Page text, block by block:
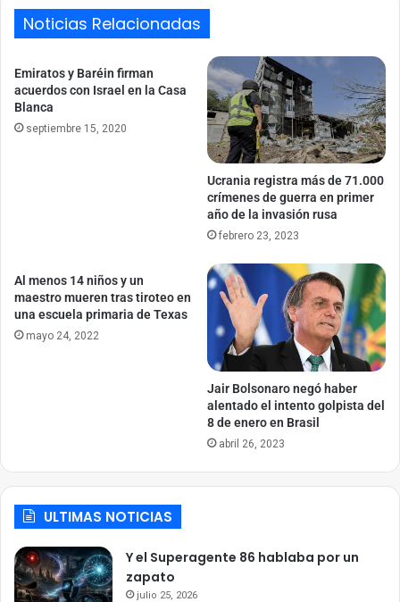
Noticias Relacionadas
Emiratos y Baréin firman
acuerdos con Israel en la Casa
Blanca
septiembre 15, 2020
Ucrania registra más de 71.000
crímenes de guerra en primer
año de la invasión rusa
febrero 23, 2023
Al menos 14 niños y un
maestro mueren tras tiroteo en
una escuela primaria de Texas
mayo 24, 2022
Jair Bolsonaro negó haber
alentado el intento golpista del
8 de enero en Brasil
abril 26, 2023
ULTIMAS NOTICIAS
Y el Superagente 86 hablaba por un
zapato
julio 25, 2026